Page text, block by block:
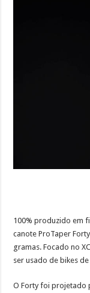
100% produzido em
canote ProTaper
gramas. Focado no
ser usado de bikes
O Forty foi projetado